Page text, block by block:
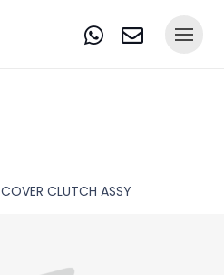
COVER CLUTCH ASSY